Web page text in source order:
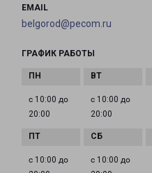
EMAIL
belgorod@pecom.ru
ГРАФИК РАБОТЫ
с 10:00 до
20:00
с 10:00 до
20:00
с 10:00 до
с 10:00 до